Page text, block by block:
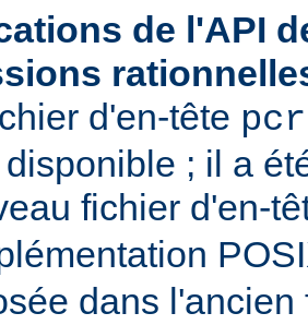
de l'API
d'en-tête
; il a
fichier d'en-
dans